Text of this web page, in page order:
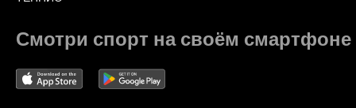
Смотри спорт на своём смартфоне